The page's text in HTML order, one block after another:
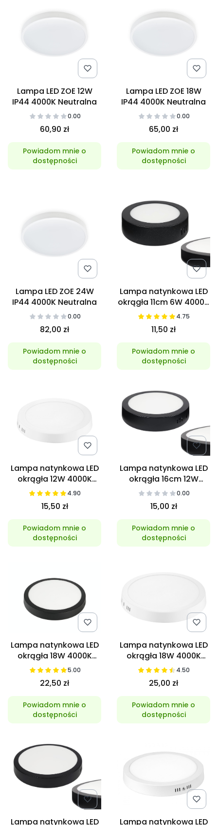
Lampa LED ZOE 12W
IP44 4000K Neutralna
0.00
60,90 zł
Powiadom mnie o
dostępności
Lampa LED ZOE 18W
IP44 4000K Neutralna
0.00
65,00 zł
Powiadom mnie o
dostępności
Lampa LED ZOE 24W
IP44 4000K Neutralna
0.00
82,00 zł
Powiadom mnie o
dostępności
Lampa natynkowa LED
okrągła 11cm 6W 4000K
czarna4.75
11,50 zł
Powiadom mnie o
dostępności
Lampa natynkowa LED
okrągła 12W 4000K
Neutralna4.90
15,50 zł
Powiadom mnie o
dostępności
Lampa natynkowa LED
okrągła 16cm 12W
4000K czarna
0.00
15,00 zł
Powiadom mnie o
dostępności
Lampa natynkowa LED
okrągła 18W 4000K
Czarna5.00
22,50 zł
Powiadom mnie o
dostępności
Lampa natynkowa LED
okrągła 18W 4000K
Neutralna4.50
25,00 zł
Powiadom mnie o
dostępności
Lampa natynkowa LED Lampa natynkowa LED